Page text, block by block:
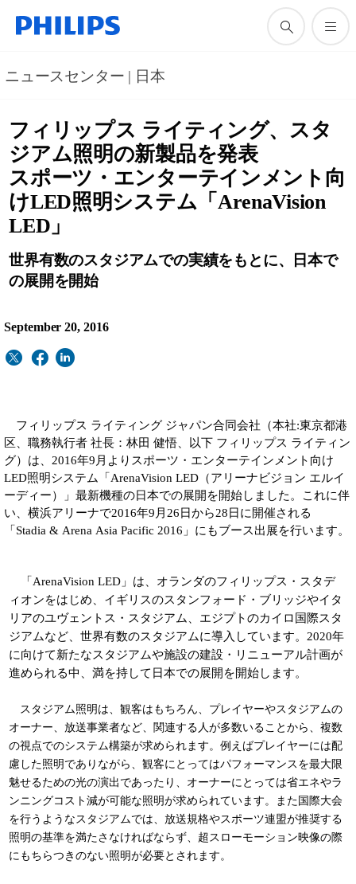
ニュースセンター | 日本
フィリップス ライティング、スタ
ジアム照明の新製品を発表
スポーツ・エンターテインメント向
けLED照明システム「ArenaVision
LED」
世界有数のスタジアムでの実績をもとに、日本で
の展開を開始
September 20, 2016
フィリップス ライティング ジャパン合同会社（本社:東京都港
区、職務執行者 社長：林田 健悟、以下 フィリップス ライティン
グ）は、2016年9月よりスポーツ・エンターテインメント向け
LED照明システム「ArenaVision LED（アリーナビジョン エルイ
ーディー）」最新機種の日本での展開を開始しました。これに伴
い、横浜アリーナで2016年9月26日から28日に開催される
「Stadia & Arena Asia Pacific 2016」にもブース出展を行います。
「ArenaVision LED」は、オランダのフィリップス・スタデ
ィオンをはじめ、イギリスのスタンフォード・ブリッジやイタ
リアのユヴェントス・スタジアム、エジプトのカイロ国際スタ
ジアムなど、世界有数のスタジアムに導入しています。2020年
に向けて新たなスタジアムや施設の建設・リニューアル計画が
進められる中、満を持して日本での展開を開始します。
スタジアム照明は、観客はもちろん、プレイヤーやスタジアムの
オーナー、放送事業者など、関連する人が多数いることから、複数
の視点でのシステム構築が求められます。例えばプレイヤーには配
慮した照明でありながら、観客にとってはパフォーマンスを最大限
魅せるための光の演出であったり、オーナーにとっては省エネやラ
ンニングコスト減が可能な照明が求められています。また国際大会
を行うようなスタジアムでは、放送規格やスポーツ連盟が推奨する
照明の基準を満たさなければならず、超スローモーション映像の際
にもちらつきのない照明が必要とされます。